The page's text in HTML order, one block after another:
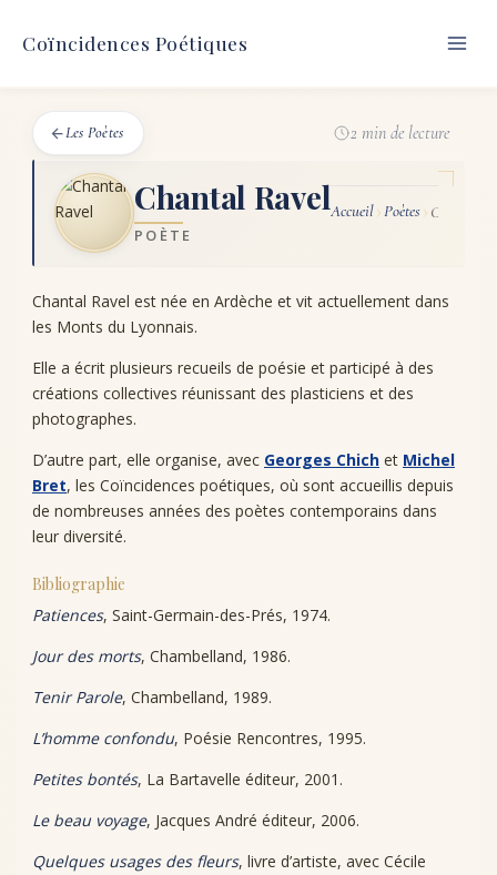
Coïncidences Poétiques
Les Poètes
Chantal Ravel
POÈTE
Accueil Poètes Chantal
2 min de lecture
Chantal Ravel est née en Ardèche et vit actuellement dans
les Monts du Lyonnais.
Elle a écrit plusieurs recueils de poésie et participé à des
créations collectives réunissant des plasticiens et des
photographes.
D’autre part, elle organise, avec Georges Chich et Michel
Bret, les Coïncidences poétiques, où sont accueillis depuis
de nombreuses années des poètes contemporains dans
leur diversité.
Bibliographie
Patiences, Saint-Germain-des-Prés, 1974.
Jour des morts, Chambelland, 1986.
Tenir Parole, Chambelland, 1989.
L’homme confondu, Poésie Rencontres, 1995.
Petites bontés, La Bartavelle éditeur, 2001.
Le beau voyage, Jacques André éditeur, 2006.
Quelques usages des fleurs, livre d’artiste, avec Cécile